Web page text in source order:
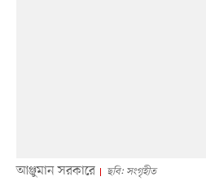
আঞ্জুমান সরকারে ছবি: সংগৃহীত